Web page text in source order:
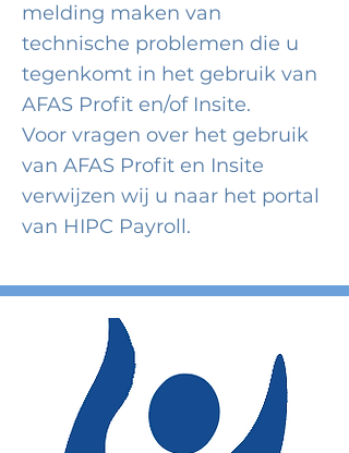
melding maken van
technische problemen die u
tegenkomt in het gebruik van
AFAS Profit en/of Insite.
Voor vragen over het gebruik
van AFAS Profit en Insite
verwijzen wij u naar het portal
van HIPC Payroll.